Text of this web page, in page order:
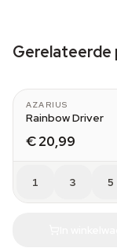
AZARIUS
Rainbow Driver
€ 20,99
1 3 5